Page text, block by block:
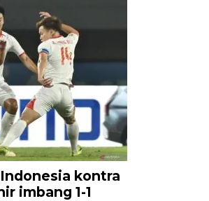
kontra
imbang 1-1